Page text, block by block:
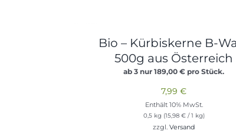
Bio – Kürbiskerne B-
500g aus Österreich
ab 3 nur189,00€ pro Stück.
7,99€
Enthält 10% MwSt.
0,5 kg (15,98 €/ 1 kg)
zzgl.Versand